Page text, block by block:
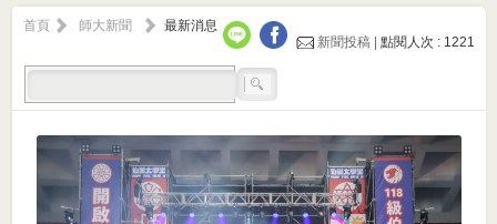
首頁 師大新聞
最新消息
新聞投稿 |點閱人次 : 1221